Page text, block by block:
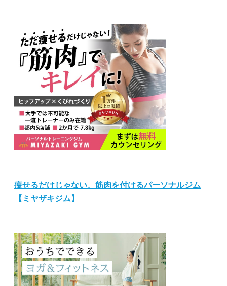
痩せるだけじゃない、筋肉を付けるパーソナルジム
【ミヤザキジム】